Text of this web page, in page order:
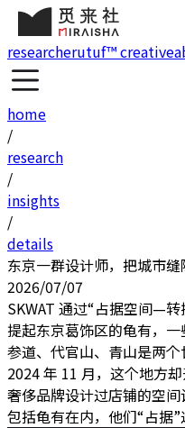
researcherutuf™ creative
home
/
research
/
insights
/
details
东京一群设计师，把城市
2026/07/07
SKWAT 通过“占据空间—
提起东京葛饰区的龟有，
参道、代官山、青山是两个
2024 年 11 月，这个地方却
奢侈品牌设计过店铺的空间
包括龟有在内，他们“占据